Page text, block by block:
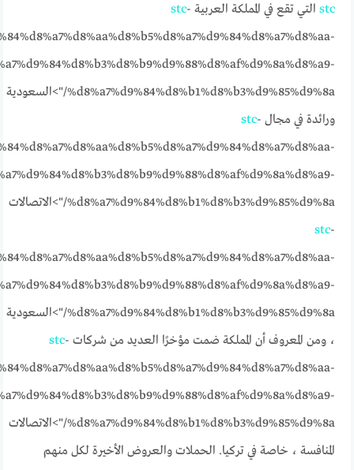
stc التي تقع في المملكة العربية stc-
%d8%a7%d9%84%d8%b1%d8%b3%d9%85%d9%8a/">السعودية
ورائدة في مجال stc-
%d8%a7%d9%84%d8%b1%d8%b3%d9%85%d9%8a/">الاتصالات
stc-
%d8%a7%d9%84%d8%b1%d8%b3%d9%85%d9%8a/">السعودية
، ومن المعروف أن المملكة ضمت مؤخرًا العديد من شركات stc-
%d8%a7%d9%84%d8%b1%d8%b3%d9%85%d9%8a/">الاتصالات
المنافسة ، خاصة في تركيا. الحملات والعروض الأخيرة لكل منهم